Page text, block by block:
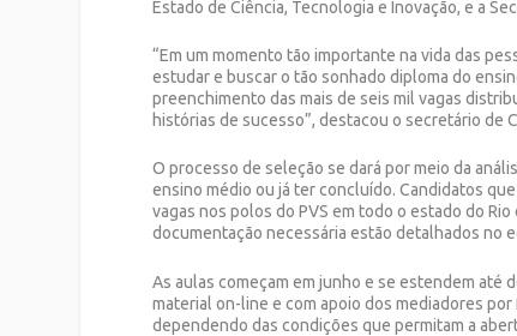
Estado de Ciência, Tecnologia e Inovação, e a
“Em um momento tão importante na vida das
estudar e buscar o tão sonhado diploma do
preenchimento das mais de seis mil vagas
histórias de sucesso”, destacou o secretário de
O processo de seleção se dará por meio da
ensino médio ou já ter concluído. Candidatos
vagas nos polos do PVS em todo o estado do
documentação necessária estão detalhados no
As aulas começam em junho e se estendem até
material on-line e com apoio dos mediadores
dependendo das condições que permitam a